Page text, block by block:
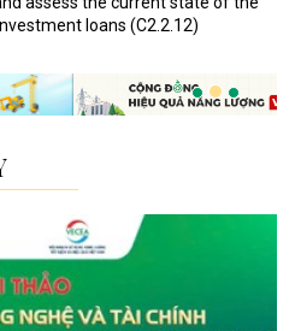
loans (C2.2.12)